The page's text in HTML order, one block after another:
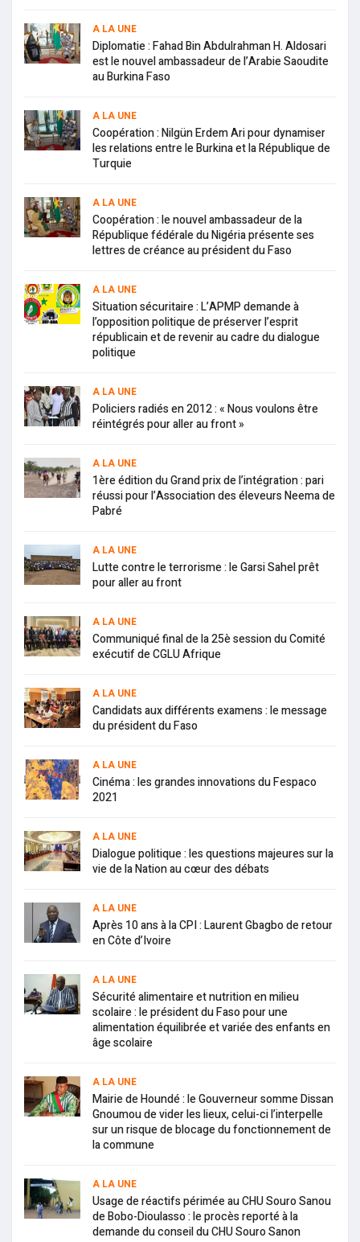
A LA UNE
Diplomatie : Fahad Bin Abdulrahman H. Aldosari
est le nouvel ambassadeur de l’Arabie Saoudite
au Burkina Faso
A LA UNE
Coopération : Nilgün Erdem Ari pour dynamiser
les relations entre le Burkina et la République de
Turquie
A LA UNE
Coopération : le nouvel ambassadeur de la
République fédérale du Nigéria présente ses
lettres de créance au président du Faso
A LA UNE
Situation sécuritaire : L’APMP demande à
l’opposition politique de préserver l’esprit
républicain et de revenir au cadre du dialogue
politique
A LA UNE
Policiers radiés en 2012 : « Nous voulons être
réintégrés pour aller au front »
A LA UNE
1ère édition du Grand prix de l’intégration : pari
réussi pour l’Association des éleveurs Neema de
Pabré
A LA UNE
Lutte contre le terrorisme : le Garsi Sahel prêt
pour aller au front
A LA UNE
Communiqué final de la 25è session du Comité
exécutif de CGLU Afrique
A LA UNE
Candidats aux différents examens : le message
du président du Faso
A LA UNE
Cinéma : les grandes innovations du Fespaco
2021
A LA UNE
Dialogue politique : les questions majeures sur la
vie de la Nation au cœur des débats
A LA UNE
Après 10 ans à la CPI : Laurent Gbagbo de retour
en Côte d’Ivoire
A LA UNE
Sécurité alimentaire et nutrition en milieu
scolaire : le président du Faso pour une
alimentation équilibrée et variée des enfants en
âge scolaire
A LA UNE
Mairie de Houndé : le Gouverneur somme Dissan
Gnoumou de vider les lieux, celui-ci l’interpelle
sur un risque de blocage du fonctionnement de
la commune
A LA UNE
Usage de réactifs périmée au CHU Souro Sanou
de Bobo-Dioulasso : le procès reporté à la
demande du conseil du CHU Souro Sanon